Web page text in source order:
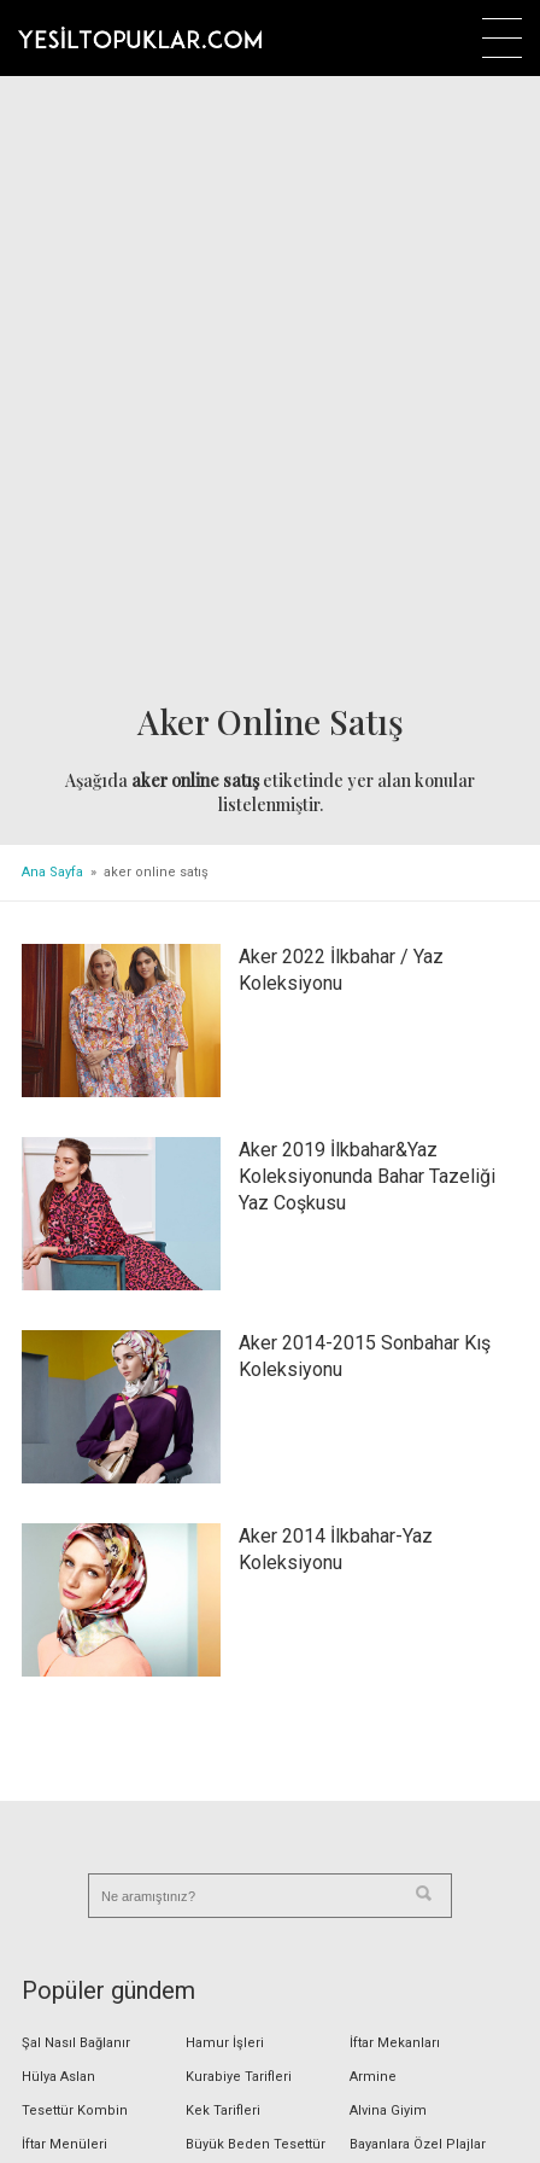
Aker Online Satış
Aşağıda aker online satışetiketinde yer alan konular
listelenmiştir.
Ana Sayfa » aker online satış
Aker 2022 İlkbahar / Yaz
Koleksiyonu
Aker 2019 İlkbahar&Yaz
Koleksiyonunda Bahar Tazeliği
Yaz Coşkusu
Aker 2014-2015 Sonbahar Kış
Koleksiyonu
Aker 2014 İlkbahar-Yaz
Koleksiyonu
Popüler gündem
Şal Nasıl Bağlanır
Hülya Aslan
Tesettür Kombin
İftar Menüleri
Hamur İşleri
Kurabiye Tarifleri
Kek Tarifleri
Büyük Beden Tesettür
İftar Mekanları
Armine
Alvina Giyim
Bayanlara Özel Plajlar